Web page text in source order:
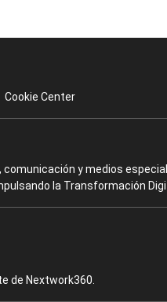
Cookie Center
comunicación y medios
la Transformación
de Nextwork360.